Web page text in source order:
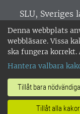
Denna webbplats
webbläsare. Vissa
ska fungera korrekt.
Hantera valbara
Tillåt bara
Tillåt alla kakor
SLU,
verksamhet
Alnarp,
miljöcertifierat
018-67 10 00
Om SLU:s
•Hantera
personuppgifter